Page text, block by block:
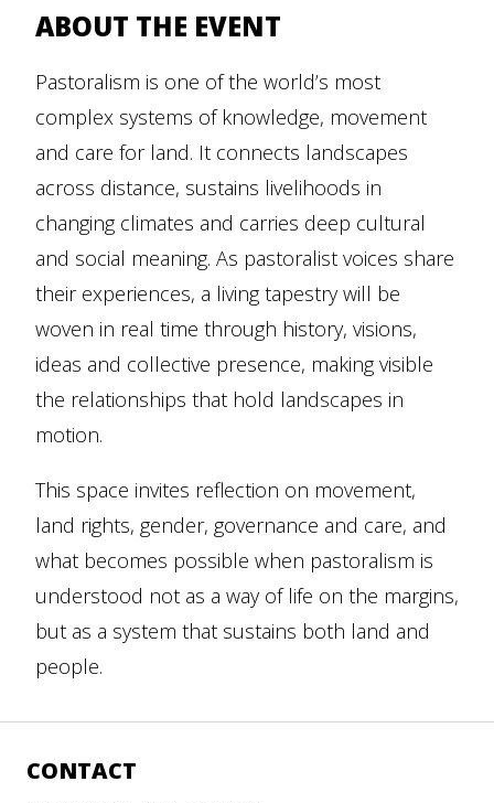
ABOUT THE EVENT
Pastoralism is one of the world’s most
complex systems of knowledge, movement
and care for land. It connects landscapes
across distance, sustains livelihoods in
changing climates and carries deep cultural
and social meaning. As pastoralist voices share
their experiences, a living tapestry will be
woven in real time through history, visions,
ideas and collective presence, making visible
the relationships that hold landscapes in
motion.
This space invites reflection on movement,
land rights, gender, governance and care, and
what becomes possible when pastoralism is
understood not as a way of life on the margins,
but as a system that sustains both land and
people.
CONTACT